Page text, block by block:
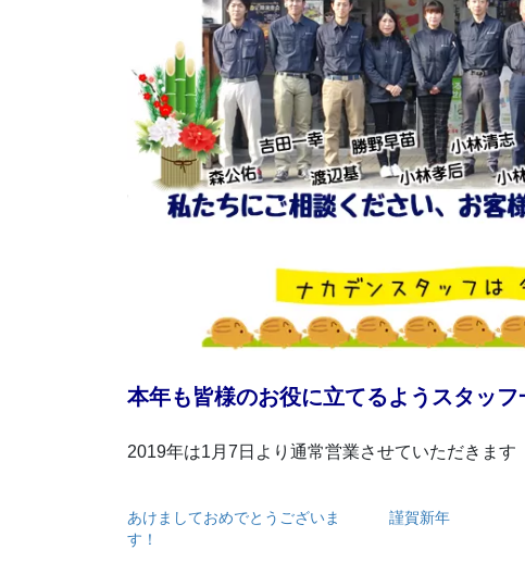
本年も皆様のお役に立てるようスタッフ
2019年は1月7日より通常営業させていただきます
あけましておめでとうございま
す！
謹賀新年